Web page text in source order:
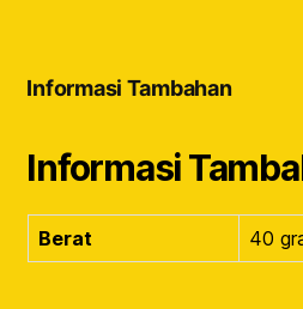
Informasi Tambahan
Informasi
Berat 40